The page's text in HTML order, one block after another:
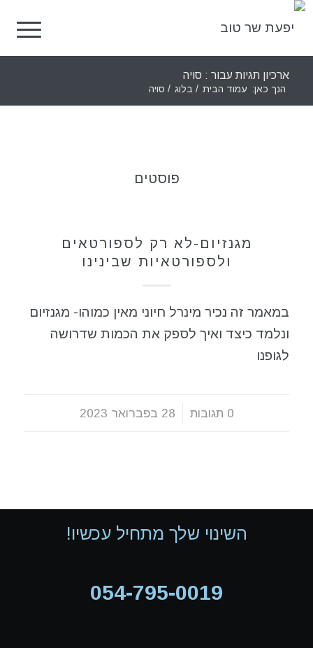
ארכיון תגיות עבור : סויה
הנך כאן: עמוד הבית / בלוג / סויה
פוסטים
מגנזיום-לא רק לספורטאים
ולספורטאיות שבינינו
במאמר זה נכיר מינרל חיוני מאין כמוהו- מגנזיום
ונלמד כיצד ואיך לספק את הכמות שדרושה
לגופנו
0 תגובות
/ 28 בפברואר 2023
השינוי שלך מתחיל עכשיו!
054-795-0019